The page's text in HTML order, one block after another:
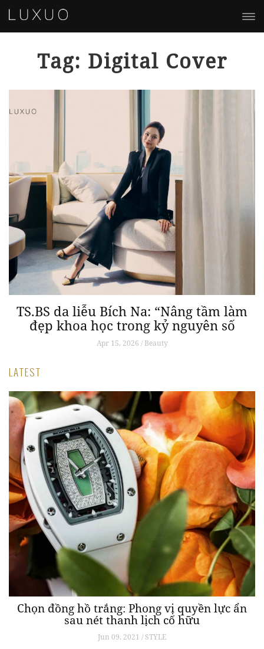
Tag: Digital Cover
TS.BS da liễu Bích Na: “Nâng tầm làm
đẹp khoa học trong kỷ nguyên số
Apr 15, 2026 / Beauty
LATEST
Chọn đồng hồ trắng: Phong vị quyền lực ẩn
sau nét thanh lịch cố hữu
Jun 09, 2021 / STYLE